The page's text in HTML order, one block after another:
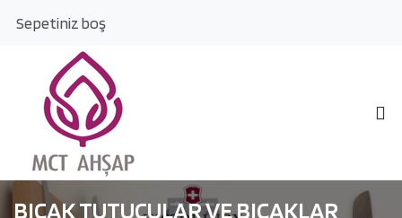
Sepetiniz boş
BIÇAK TUTUCULAR VE BIÇAKLAR